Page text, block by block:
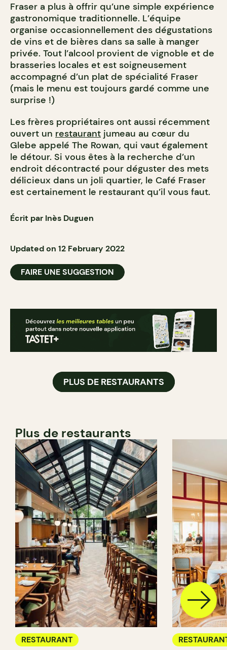
Fraser a plus à offrir qu’une simple expérience
gastronomique traditionnelle. L’équipe
organise occasionnellement des dégustations
de vins et de bières dans sa salle à manger
privée. Tout l’alcool provient de vignoble et de
brasseries locales et est soigneusement
accompagné d’un plat de spécialité Fraser
(mais le menu est toujours gardé comme une
surprise !)
Les frères propriétaires ont aussi récemment
ouvert un restaurant jumeau au cœur du
Glebe appelé The Rowan, qui vaut également
le détour. Si vous êtes à la recherche d’un
endroit décontracté pour déguster des mets
délicieux dans un joli quartier, le Café Fraser
est certainement le restaurant qu’il vous faut.
Écrit par Inès Duguen
Updated on 12 February 2022
FAIRE UNE SUGGESTION
PLUS DE RESTAURANTS
Plus de restaurants
RESTAURANT